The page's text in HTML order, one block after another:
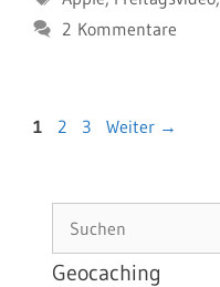
2 Kommentare
Seite
1 Seite
2 Seite
3 Weiter →
Geocaching